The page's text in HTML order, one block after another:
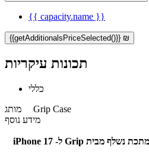
{{ capacity.name }}
{{getAdditionalsPriceSelected()}} ₪
תכונות עיקריות
כללי
מותג Grip Case
מידע נוסף